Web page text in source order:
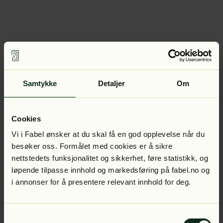
Samtykke Detaljer Om
Cookies
Vi i Fabel ønsker at du skal få en god opplevelse når du
besøker oss. Formålet med cookies er å sikre
nettstedets funksjonalitet og sikkerhet, føre statistikk, og
løpende tilpasse innhold og markedsføring på fabel.no og
i annonser for å presentere relevant innhold for deg.